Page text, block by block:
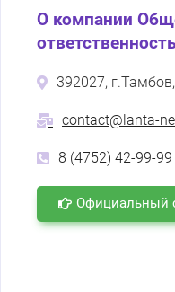
О компании
392027,
contact@lanta-
8 (4752) 42-99-99
Официальный